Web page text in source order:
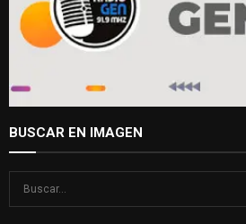
BUSCAR EN IMAGEN